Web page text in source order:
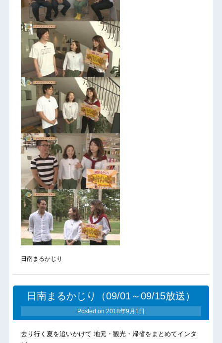
日南まるかじり
日南まるかじり（09/01～09/15放送）
Posted on 2018年9月1日
去り行く夏を追いかけて 地元・観光・帰省をまとめてインタ